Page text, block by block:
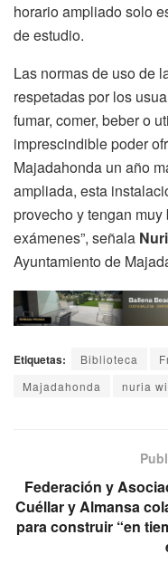
horario ampliado solo
de estudio.
Las normas de uso de
respetadas por los
fumar, comer, beber o
imprescindible poder
Majadahonda un año
ampliada, esta
provecho y tengan
exámenes”, señala
Ayuntamiento de
Etiquetas: Biblioteca
Majadahonda
nuria
Federación y
Cuéllar y Almansa
para construir “en